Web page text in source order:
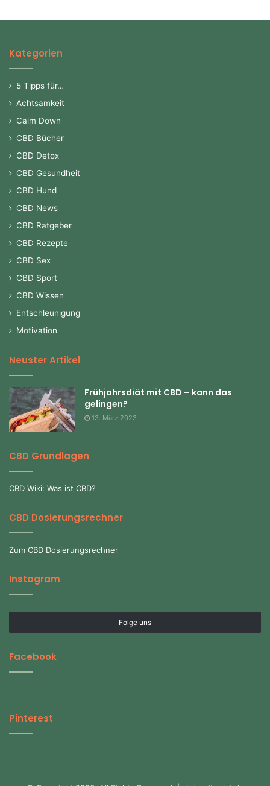
Kategorien
5 Tipps für…
Achtsamkeit
Calm Down
CBD Bücher
CBD Detox
CBD Gesundheit
CBD Hund
CBD News
CBD Ratgeber
CBD Rezepte
CBD Sex
CBD Sport
CBD Wissen
Entschleunigung
Motivation
Neuster Artikel
Frühjahrsdiät mit CBD – kann das
gelingen?
13. März 2023
CBD Grundlagen
CBD Wiki: Was ist CBD?
CBD Dosierungsrechner
Zum CBD Dosierungsrechner
Instagram
Folge uns
Facebook
Pinterest